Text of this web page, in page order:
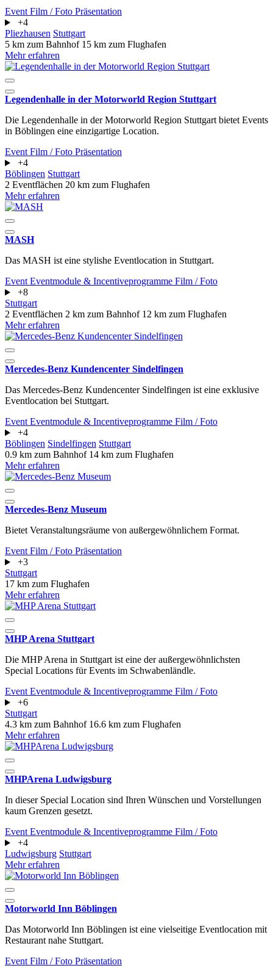
Event Film / Foto Präsentation
+4
Pliezhausen Stuttgart
5 km zum Bahnhof 15 km zum Flughafen
Mehr erfahren
Legendenhalle in der Motorworld Region Stuttgart
Die Legendenhalle in der Motorworld Region Stuttgart bietet Events
in Böblingen eine einzigartige Location.
Event Film / Foto Präsentation
+4
Böblingen Stuttgart
2 Eventflächen 20 km zum Flughafen
Mehr erfahren
MASH
Das MASH ist eine stylishe Eventlocation in Stuttgart.
Event Eventmodule & Incentiveprogramme Film / Foto
+8
Stuttgart
2 Eventflächen 2 km zum Bahnhof 12 km zum Flughafen
Mehr erfahren
Mercedes-Benz Kundencenter Sindelfingen
Das Mercedes-Benz Kundencenter Sindelfingen ist eine exklusive
Eventlocation bei Stuttgart.
Event Eventmodule & Incentiveprogramme Film / Foto
+4
Böblingen Sindelfingen Stuttgart
0.9 km zum Bahnhof 14 km zum Flughafen
Mehr erfahren
Mercedes-Benz Museum
Bietet Veranstaltungsräume von außergewöhnlichem Format.
Event Film / Foto Präsentation
+3
Stuttgart
17 km zum Flughafen
Mehr erfahren
MHP Arena Stuttgart
Die MHP Arena in Stuttgart ist eine der außergewöhnlichsten
Special Locations für Events im Schwabenländle.
Event Eventmodule & Incentiveprogramme Film / Foto
+6
Stuttgart
4.3 km zum Bahnhof 16.6 km zum Flughafen
Mehr erfahren
MHPArena Ludwigsburg
In dieser Special Location sind Ihren Wünschen und Vorstellungen
kaum Grenzen gesetzt.
Event Eventmodule & Incentiveprogramme Film / Foto
+4
Ludwigsburg Stuttgart
Mehr erfahren
Motorworld Inn Böblingen
Das Motorworld Inn Böblingen ist eine vielseitige Eventlocation mit
Restaurant nahe Stuttgart.
Event Film / Foto Präsentation